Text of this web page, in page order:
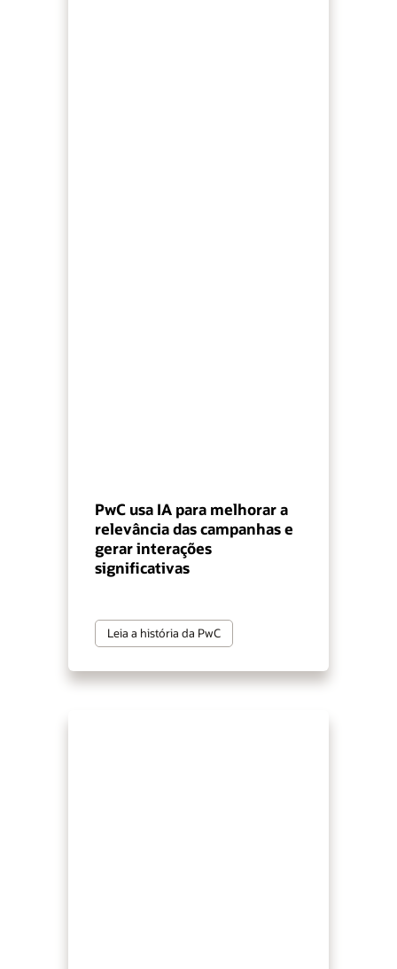
PwC usa IA para melhorar a
relevância das campanhas e
gerar interações
significativas
Leia a história da PwC